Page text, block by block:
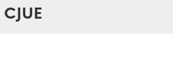
CJUE